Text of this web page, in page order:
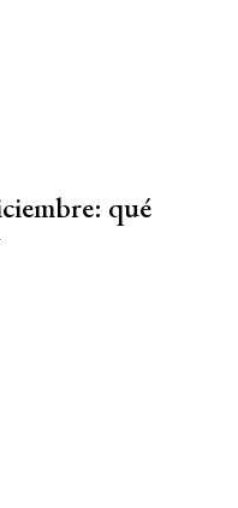
qué